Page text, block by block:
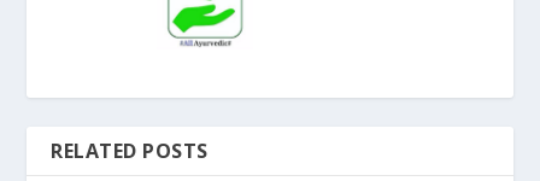
RELATED POSTS